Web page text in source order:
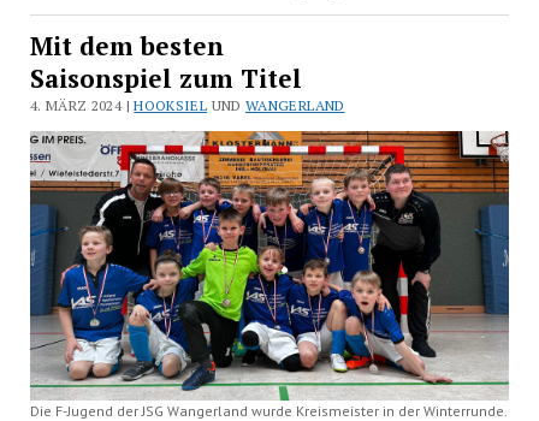
Mit dem besten
Saisonspiel zum Titel
4. MÄRZ 2024 |HOOKSIEL UND WANGERLAND
Die F-Jugend der JSG Wangerland wurde Kreismeister in der Winterrunde.